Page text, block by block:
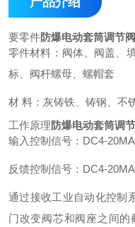
要零件防爆电动套筒调节
零件材料：阀体、阀盖、
标、阀杆螺母、螺帽套
材 料：灰铸铁、铸钢、不
工作原理防爆电动套筒调
输入控制信号：DC4-20MA
反馈控制信号：DC4-
通过接收工业自动化控制
门改变阀芯和阀座之间